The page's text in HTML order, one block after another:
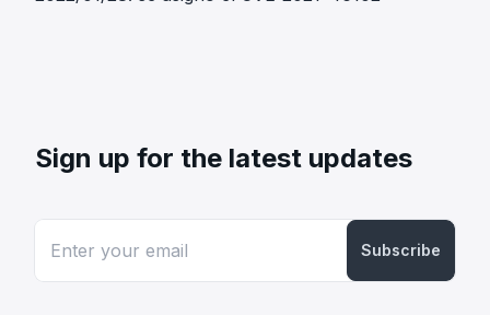
Sign up for the latest updates
Subscribe